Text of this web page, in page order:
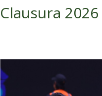
Clausura 2026